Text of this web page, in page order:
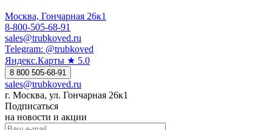
Москва, Гончарная 26к1
8-800-505-68-91
sales@trubkoved.ru
Telegram: @trubkoved
Яндекс.Карты ★ 5.0
8 800 505-68-91
sales@trubkoved.ru
г. Москва, ул. Гончарная 26к1
Подписаться
на новости и акции